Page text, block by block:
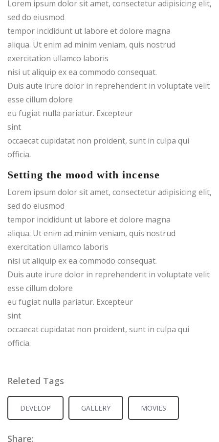
Lorem ipsum dolor sit amet, consectetur adipisicing elit,
sed do eiusmod
tempor incididunt ut labore et dolore magna
aliqua. Ut enim ad minim veniam, quis nostrud
exercitation ullamco laboris
nisi ut aliquip ex ea commodo consequat.
Duis aute irure dolor in reprehenderit in voluptate velit
esse cillum dolore
eu fugiat nulla pariatur. Excepteur
sint
occaecat cupidatat non proident, sunt in culpa qui
officia.
Setting the mood with incense
Lorem ipsum dolor sit amet, consectetur adipisicing elit,
sed do eiusmod
tempor incididunt ut labore et dolore magna
aliqua. Ut enim ad minim veniam, quis nostrud
exercitation ullamco laboris
nisi ut aliquip ex ea commodo consequat.
Duis aute irure dolor in reprehenderit in voluptate velit
esse cillum dolore
eu fugiat nulla pariatur. Excepteur
sint
occaecat cupidatat non proident, sunt in culpa qui
officia.
Releted Tags
DEVELOP GALLERY MOVIES
Share: